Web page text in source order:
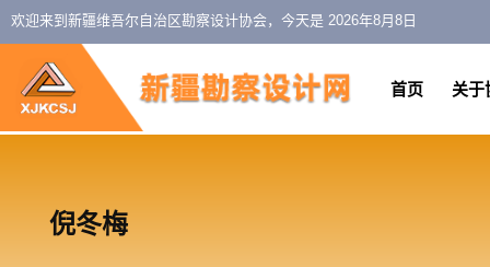
欢迎来到新疆维吾尔自治区勘察设计协会，今天是 2026年8月8日
首页 关于
倪冬梅